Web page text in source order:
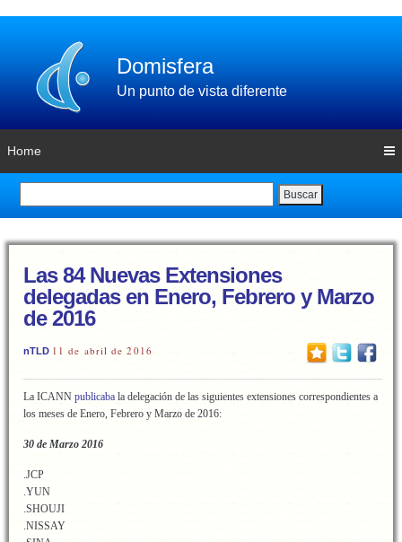
Domisfera
Un punto de vista diferente
Home
Buscar
Las 84 Nuevas Extensiones
delegadas en Enero, Febrero y Marzo
de 2016
nTLD 11 de abril de 2016
La ICANN publicaba la delegación de las siguientes extensiones correspondientes a
los meses de Enero, Febrero y Marzo de 2016:
30 de Marzo 2016
.JCP
.YUN
.SHOUJI
.NISSAY